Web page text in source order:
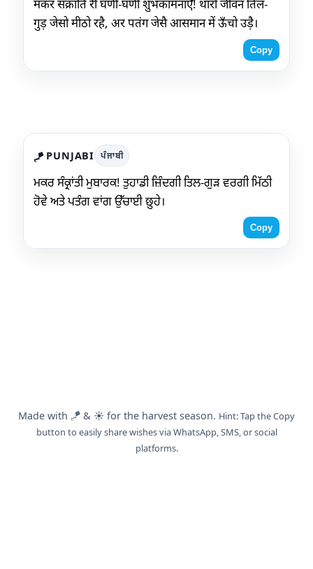
मकर संक्रांति री घणी-घणी शुभकामनाएँ! थारो जीवन तिल-
गुड़ जेसो मीठो रहै, अर पतंग जेसै आसमान में ऊँचो उड़ै।
Copy
🪁 PUNJABI ਪੰਜਾਬੀ
ਮਕਰ ਸੰਕ੍ਰਾਂਤੀ ਮੁਬਾਰਕ! ਤੁਹਾਡੀ ਜ਼ਿੰਦਗੀ ਤਿਲ-ਗੁੜ ਵਰਗੀ ਮਿੱਠੀ
ਹੋਵੇ ਅਤੇ ਪਤੰਗ ਵਾਂਗ ਉੱਚਾਈ छुਹੇ।
Copy
Made with 🪁 & ☀️ for the harvest season. Hint: Tap the Copy
button to easily share wishes via WhatsApp, SMS, or social
platforms.